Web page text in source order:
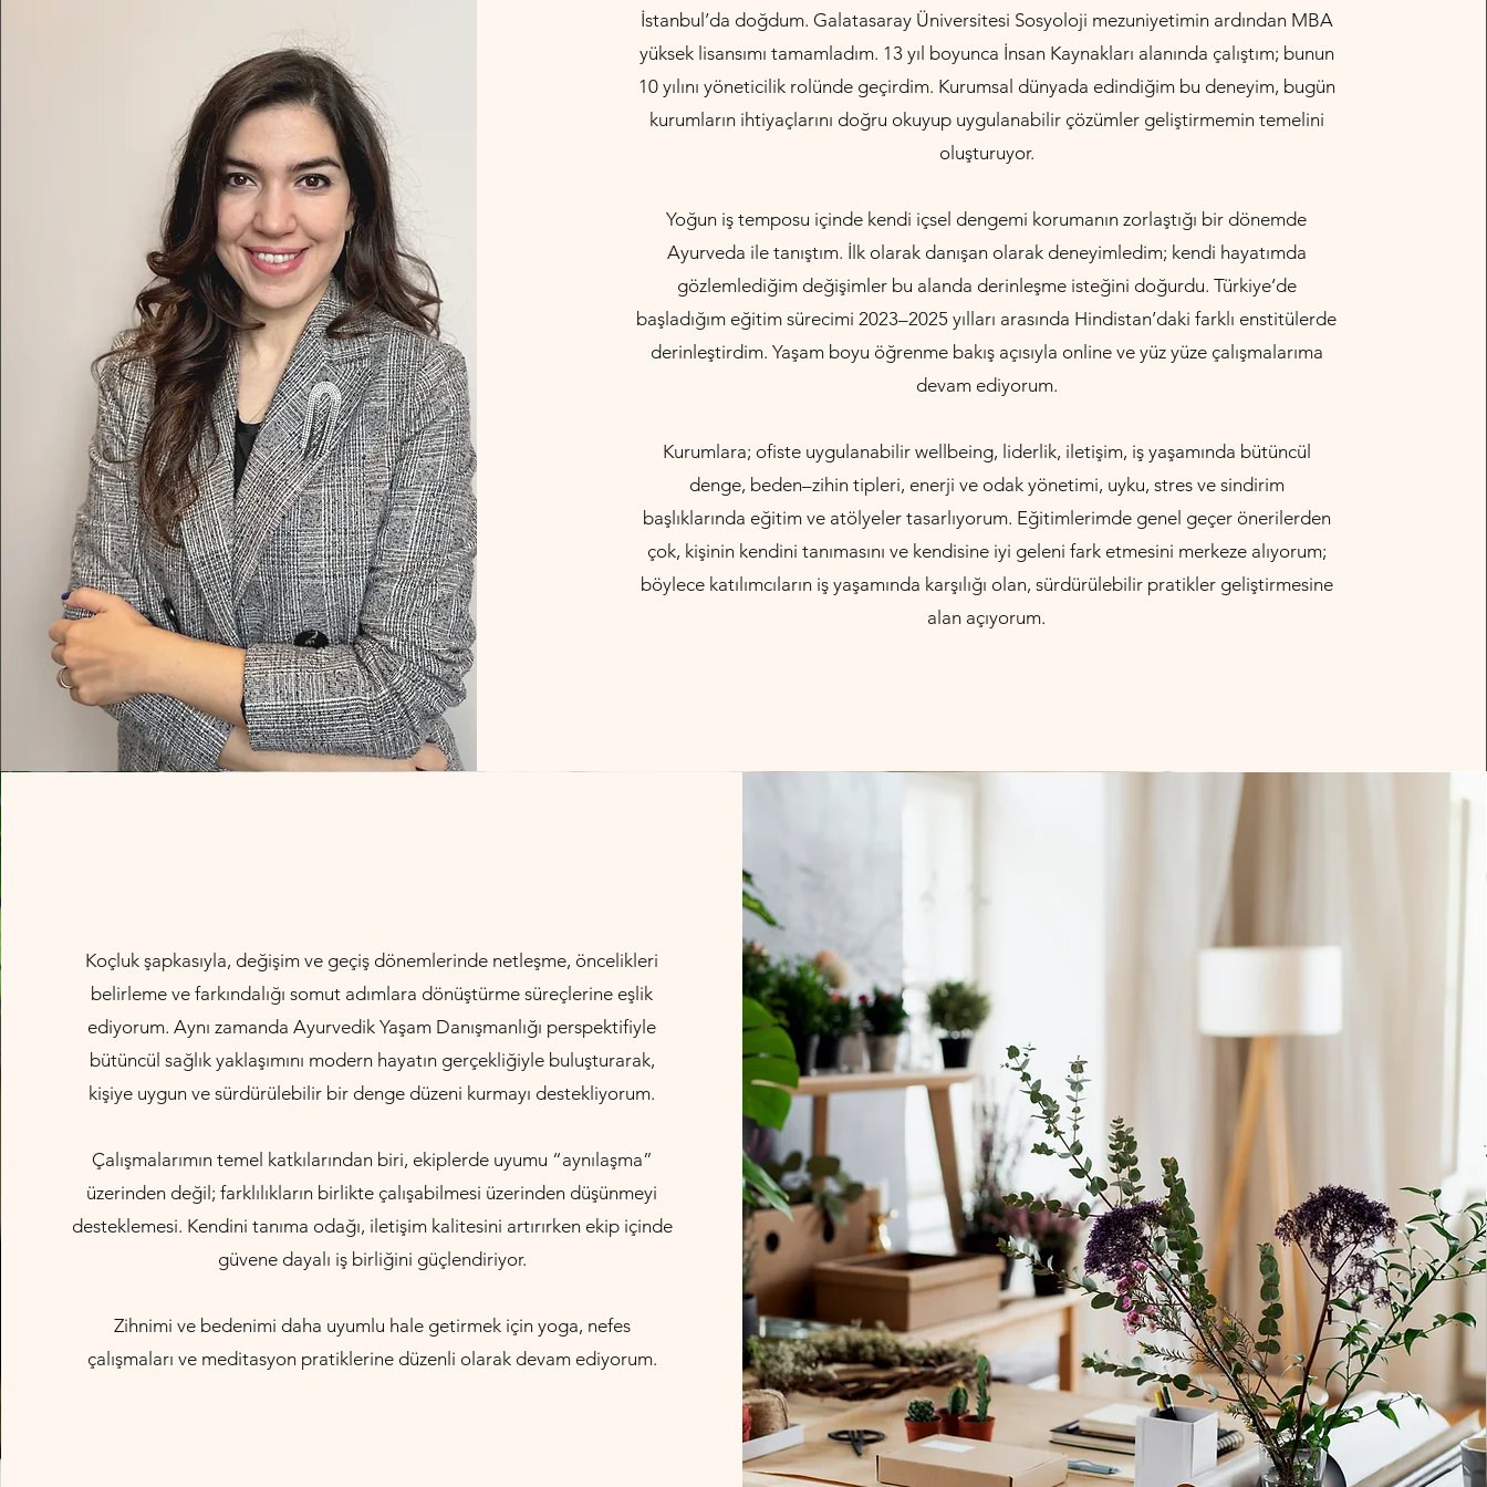
İstanbul’da doğdum. Galatasaray Üniversitesi Sosyoloji mezuniyetimin ardından MBA
yüksek lisansımı tamamladım. 13 yıl boyunca İnsan Kaynakları alanında çalıştım; bunun
10 yılını yöneticilik rolünde geçirdim. Kurumsal dünyada edindiğim bu deneyim, bugün
kurumların ihtiyaçlarını doğru okuyup uygulanabilir çözümler geliştirmemin temelini
oluşturuyor.
Yoğun iş temposu içinde kendi içsel dengemi korumanın zorlaştığı bir dönemde
Ayurveda ile tanıştım. İlk olarak danışan olarak deneyimledim; kendi hayatımda
gözlemlediğim değişimler bu alanda derinleşme isteğini doğurdu. Türkiye’de
başladığım eğitim sürecimi 2023–2025 yılları arasında Hindistan’daki farklı enstitülerde
derinleştirdim. Yaşam boyu öğrenme bakış açısıyla online ve yüz yüze çalışmalarıma
devam ediyorum.​
Kurumlara; ofiste uygulanabilir wellbeing, liderlik, iletişim, iş yaşamında bütüncül
denge, beden–zihin tipleri, enerji ve odak yönetimi, uyku, stres ve sindirim
başlıklarında eğitim ve atölyeler tasarlıyorum. Eğitimlerimde genel geçer önerilerden
çok, kişinin kendini tanımasını ve kendisine iyi geleni fark etmesini merkeze alıyorum;
böylece katılımcıların iş yaşamında karşılığı olan, sürdürülebilir pratikler geliştirmesine
alan açıyorum.
Koçluk şapkasıyla, değişim ve geçiş dönemlerinde netleşme, öncelikleri
belirleme ve farkındalığı somut adımlara dönüştürme süreçlerine eşlik
ediyorum. Aynı zamanda Ayurvedik Yaşam Danışmanlığı perspektifiyle
bütüncül sağlık yaklaşımını modern hayatın gerçekliğiyle buluşturarak,
kişiye uygun ve sürdürülebilir bir denge düzeni kurmayı destekliyorum.
Çalışmalarımın temel katkılarından biri, ekiplerde uyumu “aynılaşma”
üzerinden değil; farklılıkların birlikte çalışabilmesi üzerinden düşünmeyi
desteklemesi. Kendini tanıma odağı, iletişim kalitesini artırırken ekip içinde
güvene dayalı iş birliğini güçlendiriyor.
Zihnimi ve bedenimi daha uyumlu hale getirmek için yoga, nefes
çalışmaları ve meditasyon pratiklerine düzenli olarak devam ediyorum.